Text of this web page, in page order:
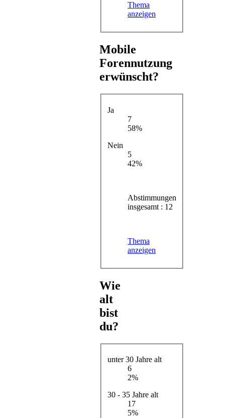
Thema
anzeigen
Mobile
Forennutzung
erwünscht?
Ja
7
58%
Nein
5
42%
Abstimmungen
insgesamt : 12
Thema
anzeigen
Wie
alt
bist
du?
unter 30 Jahre alt
6
2%
30 - 35 Jahre alt
17
5%